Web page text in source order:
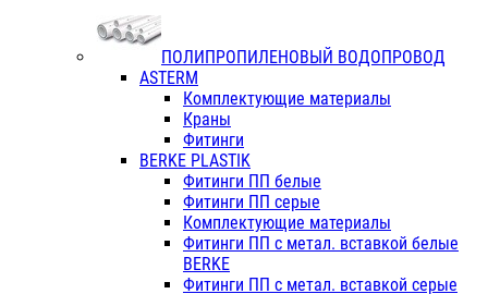
ПОЛИПРОПИЛЕНОВЫЙ ВОДОПРОВОД
ASTERM
Комплектующие материалы
Краны
Фитинги
BERKE PLASTIK
Фитинги ПП белые
Фитинги ПП серые
Комплектующие материалы
Фитинги ПП с метал. вставкой белые
BERKE
Фитинги ПП с метал. вставкой серые